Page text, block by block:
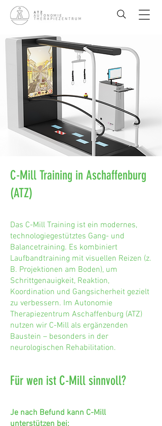
C-Mill Training in Aschaffenburg
(ATZ)
Das C-Mill Training ist ein modernes,
technologiegestütztes Gang- und
Balancetraining. Es kombiniert
Laufbandtraining mit visuellen Reizen (z.
B. Projektionen am Boden), um
Schrittgenauigkeit, Reaktion,
Koordination und Gangsicherheit gezielt
zu verbessern. Im Autonomie
Therapiezentrum Aschaffenburg (ATZ)
nutzen wir C-Mill als ergänzenden
Baustein – besonders in der
neurologischen Rehabilitation.
Für wen ist C-Mill sinnvoll?
Je nach Befund kann C-Mill
unterstützen bei: